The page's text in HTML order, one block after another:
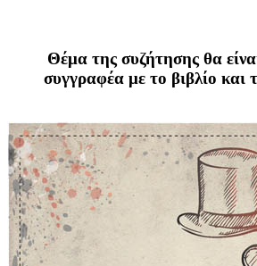
Θέμα της συζήτησης θα
συγγραφέα με το βιβλίο και